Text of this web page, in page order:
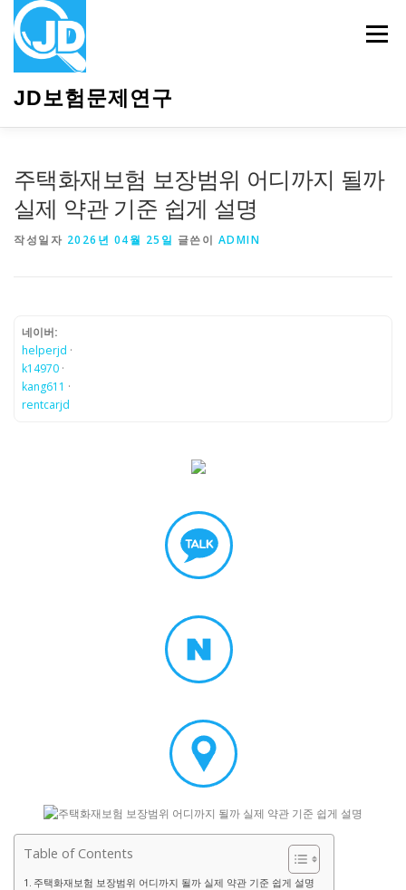
JD보험문제연구
메뉴
주택화재보험 보장범위 어디까지 될까
실제 약관 기준 쉽게 설명
작성일자 2026년 04월 25일 글쓴이 ADMIN
네이버:
helperjd ·
k14970 ·
kang611 ·
rentcarjd
Table of Contents
주택화재보험 보장범위 어디까지 될까 실제 약관 기준 쉽게 설명